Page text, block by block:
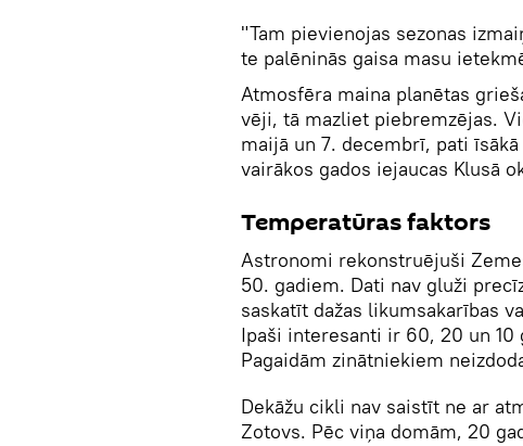
"Tam pievienojas sezonas
te palēninās gaisa masu
Atmosfēra maina planētas
vēji, tā mazliet piebremzējas.
maijā un 7. decembrī, pati
vairākos gados iejaucas Klusā
Temperatūras faktors
Astronomi rekonstruējuši
50. gadiem. Dati nav gluži
saskatīt dažas likumsakarības
Ipaši interesanti ir 60, 20 un 10
Pagaidām zinātniekiem
Dekāžu cikli nav saistīt ne ar
Zotovs. Pēc viņa domām, 20